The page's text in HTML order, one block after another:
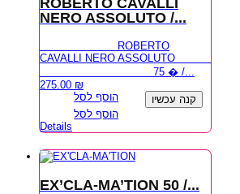
NERO ASSOLUTO /...
ROBERTO
CAVALLI NERO ASSOLUTO
75 � /...
275.00 ₪
הוסף לסל
קנה עכשיו
הוסף לסל
Details
EX’CLA-MA’TION 50 /...